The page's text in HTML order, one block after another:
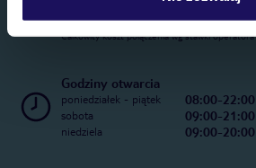
22 270 31 20
Całkowity koszt połączenia wg stawki operatora
Godziny otwarcia
poniedziałek - piątek 08:00-22:00
sobota 09:00-21:00
niedziela 09:00-20:00